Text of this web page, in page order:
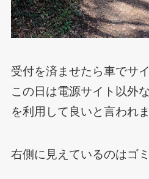
受付を済ませたら車でサ
この日は電源サイト以外
を利用して良いと言われ
右側に見えているのはゴ